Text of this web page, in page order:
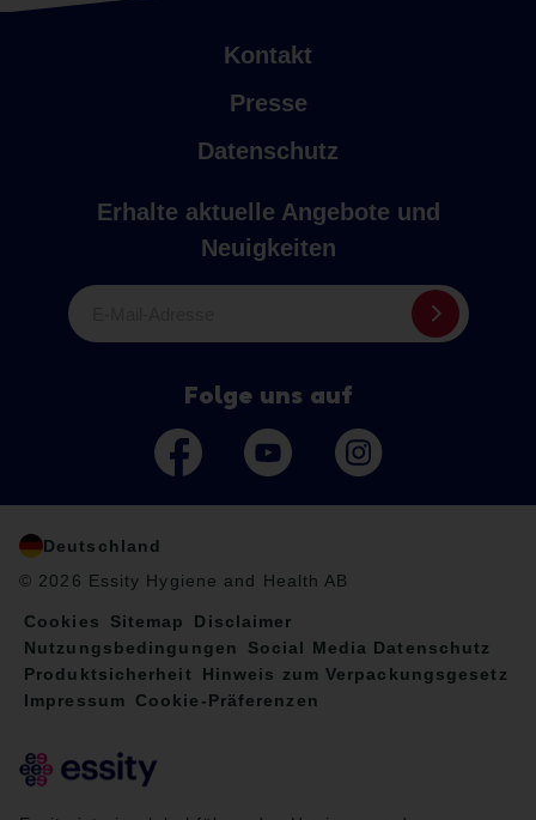
Kontakt
Presse
Datenschutz
Erhalte aktuelle Angebote und
Neuigkeiten
Folge uns auf
Deutschland
© 2026 Essity Hygiene and Health AB
Cookies Sitemap
Disclaimer
Nutzungsbedingungen
Social Media Datenschutz
Produktsicherheit
Hinweis zum Verpackungsgesetz
Impressum
Cookie-Präferenzen